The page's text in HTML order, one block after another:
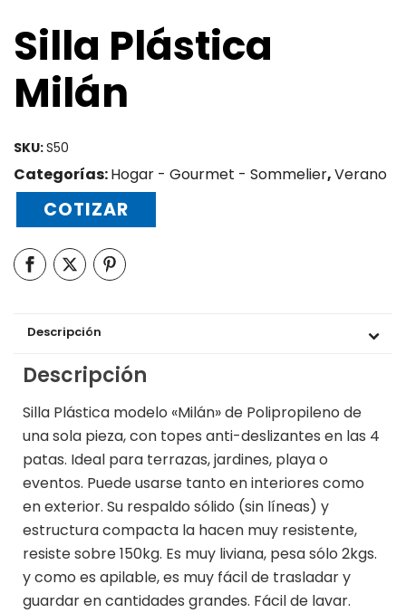
Silla Plástica
Milán
SKU:S50
Categorías:Hogar - Gourmet - Sommelier,Verano
COTIZAR
Descripción
Descripción
Silla Plástica modelo «Milán» de Polipropileno de
una sola pieza, con topes anti-deslizantes en las 4
patas. Ideal para terrazas, jardines, playa o
eventos. Puede usarse tanto en interiores como
en exterior. Su respaldo sólido (sin líneas) y
estructura compacta la hacen muy resistente,
resiste sobre 150kg. Es muy liviana, pesa sólo 2kgs.
y como es apilable, es muy fácil de trasladar y
guardar en cantidades grandes. Fácil de lavar.